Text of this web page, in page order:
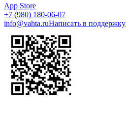
App Store
+7 (980) 180-06-07
info@vahta.ruНаписать в поддержку